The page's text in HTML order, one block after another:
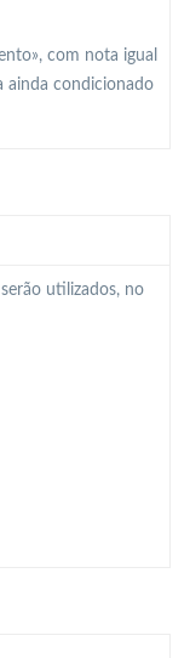
com nota igual
ainda condicionado
utilizados, no